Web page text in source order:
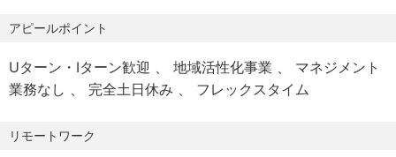
４．キャリアパス
ゼネラリストとしてのキャリアだけでなく、ファイナンス
の実行・管理分野における高度な専門性を持つ「スペシャ
リスト」としてのキャリア制度も用意されており、ご志向
時刻は労働者の決定に委ねる。ただし、フレキシブルタイ
【休日】
有給休暇（勤続年数に応じ15～20日付与。ただし初年度は
アピールポイント
Uターン・Iターン歓迎 地域活性化事業
マネジメント
業務なし
完全土日休み フレックスタイム
リモートワーク